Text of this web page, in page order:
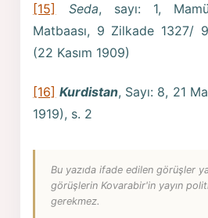
[15] Seda, sayı: 1,
Matbaası, 9 Zilkade 1327/
(22 Kasım 1909)
[16] Kurdistan, Sayı: 8, 21
1919), s. 2
Bu yazıda ifade edilen görüşler
görüşlerin Kovarabir'in yayın
gerekmez.